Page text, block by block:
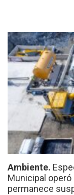
Ambiente.
Municipal
permanece